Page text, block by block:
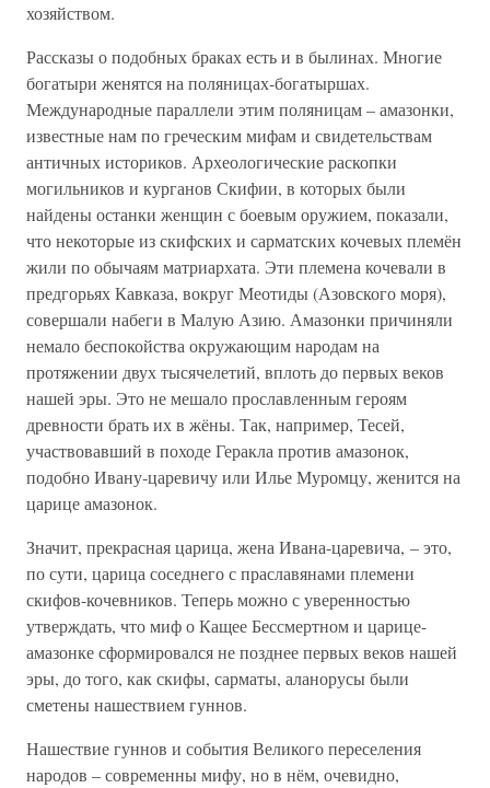
хозяйством.
Рассказы о подобных браках есть и в былинах. Многие
богатыри женятся на поляницах-богатыршах.
Международные параллели этим поляницам – амазонки,
известные нам по греческим мифам и свидетельствам
античных историков. Археологические раскопки
могильников и курганов Скифии, в которых были
найдены останки женщин с боевым оружием, показали,
что некоторые из скифских и сарматских кочевых племён
жили по обычаям матриархата. Эти племена кочевали в
предгорьях Кавказа, вокруг Меотиды (Азовского моря),
совершали набеги в Малую Азию. Амазонки причиняли
немало беспокойства окружающим народам на
протяжении двух тысячелетий, вплоть до первых веков
нашей эры. Это не мешало прославленным героям
древности брать их в жёны. Так, например, Тесей,
участвовавший в походе Геракла против амазонок,
подобно Ивану-царевичу или Илье Муромцу, женится на
царице амазонок.
Значит, прекрасная царица, жена Ивана-царевича, – это,
по сути, царица соседнего с праславянами племени
скифов-кочевников. Теперь можно с уверенностью
утверждать, что миф о Кащее Бессмертном и царице-
амазонке сформировался не позднее первых веков нашей
эры, до того, как скифы, сарматы, аланорусы были
сметены нашествием гуннов.
Нашествие гуннов и события Великого переселения
народов – современны мифу, но в нём, очевидно,